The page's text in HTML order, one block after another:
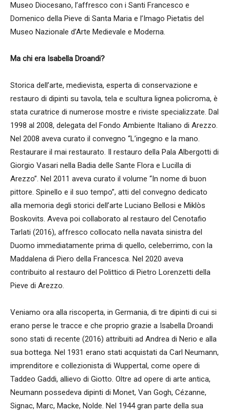
Museo Diocesano, l’affresco con i Santi Francesco e
Domenico della Pieve di Santa Maria e l’Imago Pietatis del
Museo Nazionale d’Arte Medievale e Moderna.
Ma chi era Isabella Droandi?
Storica dell’arte, medievista, esperta di conservazione e
restauro di dipinti su tavola, tela e scultura lignea policroma, è
stata curatrice di numerose mostre e riviste specializzate. Dal
1998 al 2008, delegata del Fondo Ambiente Italiano di Arezzo.
Nel 2008 aveva curato il convegno “L’ingegno e la mano.
Restaurare il mai restaurato. Il restauro della Pala Albergotti di
Giorgio Vasari nella Badia delle Sante Flora e Lucilla di
Arezzo”. Nel 2011 aveva curato il volume “In nome di buon
pittore. Spinello e il suo tempo”, atti del convegno dedicato
alla memoria degli storici dell’arte Luciano Bellosi e Miklòs
Boskovits. Aveva poi collaborato al restauro del Cenotafio
Tarlati (2016), affresco collocato nella navata sinistra del
Duomo immediatamente prima di quello, celeberrimo, con la
Maddalena di Piero della Francesca. Nel 2020 aveva
contribuito al restauro del Polittico di Pietro Lorenzetti della
Pieve di Arezzo.
Veniamo ora alla riscoperta, in Germania, di tre dipinti di cui si
erano perse le tracce e che proprio grazie a Isabella Droandi
sono stati di recente (2016) attribuiti ad Andrea di Nerio e alla
sua bottega. Nel 1931 erano stati acquistati da Carl Neumann,
imprenditore e collezionista di Wuppertal, come opere di
Taddeo Gaddi, allievo di Giotto. Oltre ad opere di arte antica,
Neumann possedeva dipinti di Monet, Van Gogh, Cézanne,
Signac, Marc, Macke, Nolde. Nel 1944 gran parte della sua